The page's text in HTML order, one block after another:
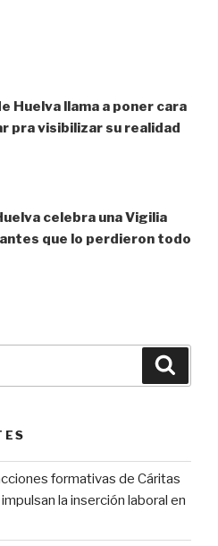
Huelva llama a poner cara
pra visibilizar su realidad
celebra una Vigilia
que lo perdieron todo
formativas de Cáritas
la inserción laboral en